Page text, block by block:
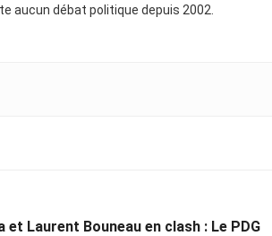
aucun débat politique depuis 2002.
et Laurent Bouneau en clash : Le PDG